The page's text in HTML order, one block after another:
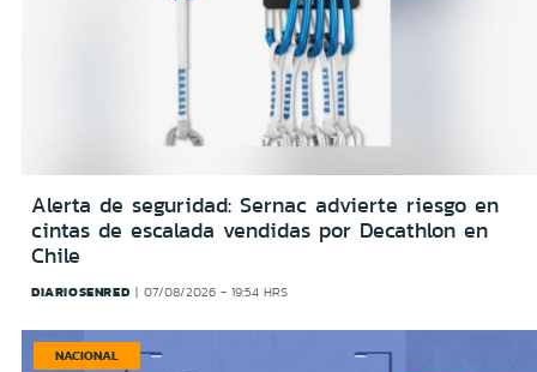
Alerta de seguridad: Sernac advierte riesgo en
cintas de escalada vendidas por Decathlon en
Chile
DIARIOSENRED 07/08/2026 - 19:54 HRS
NACIONAL